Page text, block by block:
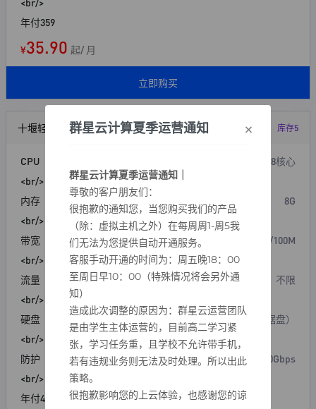
年付359
¥35.90 起/ 月
立即购买
十堰轻量云 8H8G 库存5
CPU
8核心
<br/>
内存
8G
<br/>
带宽
20M/100M
<br/>
流量
不限
<br/>
硬盘
50G（不送数据盘）
<br/>
防护
200Gbps
<br/>
年付499
群星云计算夏季运营通知
群星云计算夏季运营通知｜
尊敬的客户朋友们：
很抱歉的通知您，当您购买我们的产品
（除：虚拟主机之外）在每周周1-周5我
们无法为您提供自动开通服务。
客服手动开通的时间为：周五晚18：00
至周日早10：00（特殊情况将会另外通
知）
造成此次调整的原因为：群星云运营团队
是由学生主体运营的，目前高二学习紧
张，学习任务重，且学校不允许带手机，
若有违规业务则无法及时处理。所以出此
策略。
很抱歉影响您的上云体验，也感谢您的谅
×